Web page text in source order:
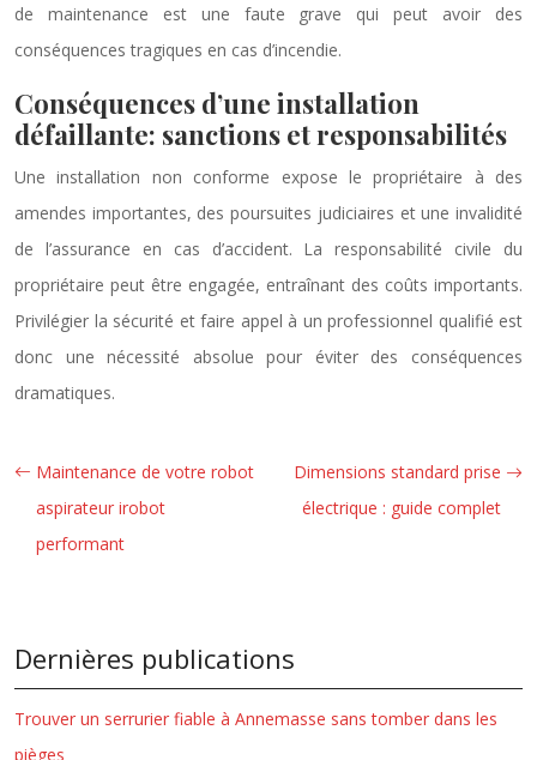
de maintenance est une faute grave qui peut avoir des
conséquences tragiques en cas d’incendie.
Conséquences d’une installation
défaillante: sanctions et responsabilités
Une installation non conforme expose le propriétaire à des
amendes importantes, des poursuites judiciaires et une invalidité
de l’assurance en cas d’accident. La responsabilité civile du
propriétaire peut être engagée, entraînant des coûts importants.
Privilégier la sécurité et faire appel à un professionnel qualifié est
donc une nécessité absolue pour éviter des conséquences
dramatiques.
Maintenance de votre robot
aspirateur irobot
performant
Dimensions standard prise
électrique : guide complet
Dernières publications
Trouver un serrurier fiable à Annemasse sans tomber dans les
pièges